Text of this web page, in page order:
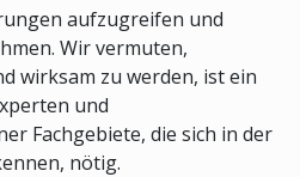
aufzugreifen und
Wir vermuten,
wirksam zu werden, ist ein
und
Fachgebiete, die sich in der
nötig.